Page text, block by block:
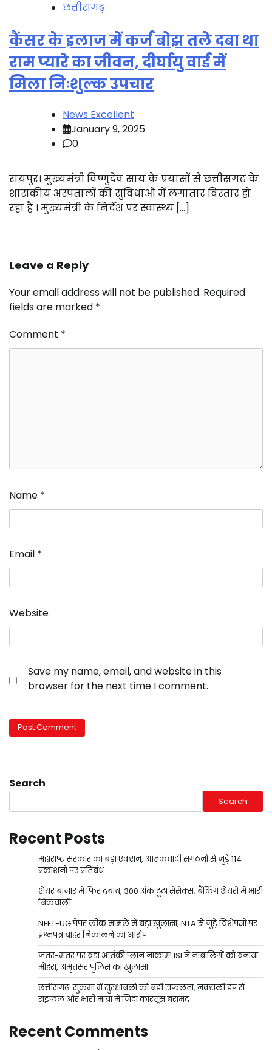
छत्तीसगढ़
कैंसर के इलाज में कर्ज बोझ तले दबा था
राम प्यारे का जीवन, दीर्घायु वार्ड में
मिला निःशुल्क उपचार
News Excellent
January 9, 2025
0
रायपुर। मुख्यमंत्री विष्णुदेव साय के प्रयासों से छत्तीसगढ़ के
शासकीय अस्पतालों की सुविधाओं में लगातार विस्तार हो
रहा है । मुख्यमंत्री के निर्देश पर स्वास्थ्य […]
Leave a Reply
Your email address will not be published. Required
fields are marked *
Comment *
Name *
Email *
Website
Save my name, email, and website in this
browser for the next time I comment.
Search
Search
Recent Posts
महाराष्ट्र सरकार का बड़ा एक्शन, आतंकवादी संगठनों से जुड़े 114
प्रकाशनों पर प्रतिबंध
शेयर बाजार में फिर दबाव, 300 अंक टूटा सेंसेक्स; बैंकिंग शेयरों में भारी
बिकवाली
NEET-UG पेपर लीक मामले में बड़ा खुलासा, NTA से जुड़े विशेषज्ञों पर
प्रश्नपत्र बाहर निकालने का आरोप
जंतर-मंतर पर बड़ा आतंकी प्लान नाकाम! ISI ने नाबालिगों को बनाया
मोहरा, अमृतसर पुलिस का खुलासा
छत्तीसगढ़: सुकमा में सुरक्षाबलों को बड़ी सफलता, नक्सली डंप से
राइफल और भारी मात्रा में जिंदा कारतूस बरामद
Recent Comments